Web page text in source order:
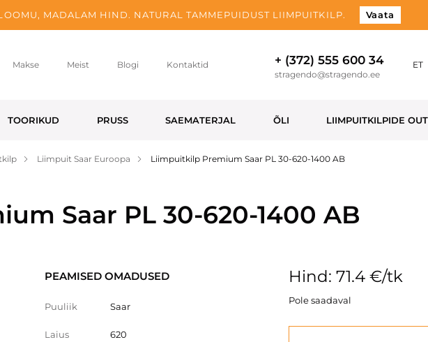
MADALAM HIND. NATURAL TAMMEPUIDUST LIIMPUITKILP. Vaata
Makse Meist Blogi Kontaktid + (372) 555 600 34
stragendo@stragendo.ee
ET
TOORIKUD PRUSS SAEMATERJAL ÕLI LIIMPUITKILPIDE
Liimpuit Saar Euroopa Liimpuitkilp Premium Saar PL 30-620-1400 AB
Saar PL 30-620-1400 AB
PEAMISED OMADUSED
Puuliik Saar
Laius 620
Hind: 71.4 €/tk
Pole saadaval